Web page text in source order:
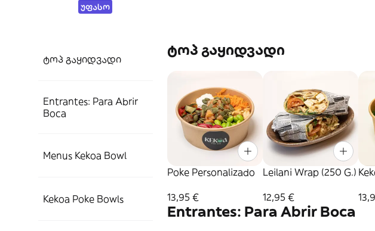
უფასო
ტოპ გაყიდვადი
Entrantes: Para Abrir
Boca
Menus Kekoa Bowl
Kekoa Poke Bowls
ტოპ გაყიდვადი
Poke Personalizado
13,95 €
Leilani Wrap (250 G.)
12,95 €
Entrantes: Para Abrir Boca